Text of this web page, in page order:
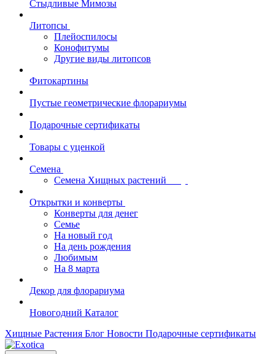
Стыдливые Мимозы
Литопсы
Плейоспилосы
Конофитумы
Другие виды литопсов
Фитокартины
Пустые геометрические флорариумы
Подарочные сертификаты
Товары с уценкой
Семена
Семена Хищных растений
Открытки и конверты
Конверты для денег
Семье
На новый год
На день рождения
Любимым
На 8 марта
Декор для флорариума
Новогодний Каталог
Хищные Растения Блог Новости Подарочные сертификаты